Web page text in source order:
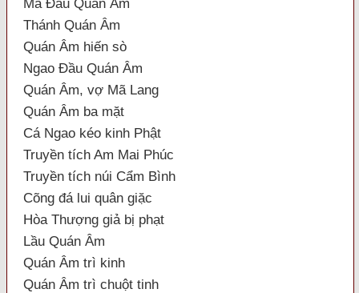
Mã Đầu Quán Âm
Thánh Quán Âm
Quán Âm hiến sò
Ngao Đầu Quán Âm
Quán Âm, vợ Mã Lang
Quán Âm ba mặt
Cá Ngao kéo kinh Phật
Truyền tích Am Mai Phúc
Truyền tích núi Cẩm Bình
Cõng đá lui quân giặc
Hòa Thượng giả bị phạt
Lầu Quán Âm
Quán Âm trì kinh
Quán Âm trì chuột tinh